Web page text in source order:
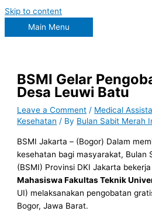
Skip to content
Main Menu
BSMI Gelar
Desa Leuwi Batu
Leave a Comment / Medical
Kesehatan / By Bulan Sabit Merah
BSMI Jakarta – (Bogor) Dalam
kesehatan bagi masyarakat, Bulan
(BSMI) Provinsi DKI Jakarta
Mahasiswa Fakultas Teknik
UI) melaksanakan pengobatan
Bogor, Jawa Barat.